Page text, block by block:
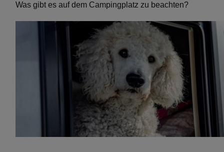
Was gibt es auf dem Campingplatz zu beachten?